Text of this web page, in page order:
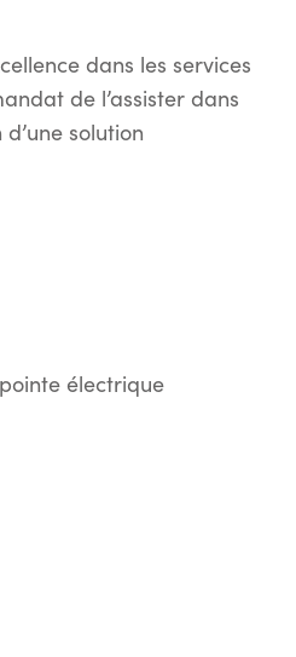
dans les services
de l’assister dans
solution
électrique